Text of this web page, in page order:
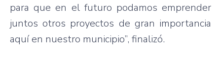
para que en el futuro podamos emprender
juntos otros proyectos de gran importancia
aquí en nuestro municipio”, finalizó.